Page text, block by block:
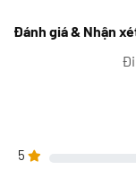
Đánh giá & Nhận
5